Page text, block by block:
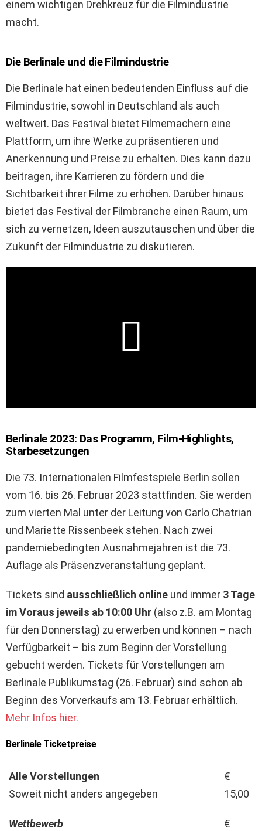
einem wichtigen Drehkreuz für die Filmindustrie
macht.
Die Berlinale und die Filmindustrie
Die Berlinale hat einen bedeutenden Einfluss auf die
Filmindustrie, sowohl in Deutschland als auch
weltweit. Das Festival bietet Filmemachern eine
Plattform, um ihre Werke zu präsentieren und
Anerkennung und Preise zu erhalten. Dies kann dazu
beitragen, ihre Karrieren zu fördern und die
Sichtbarkeit ihrer Filme zu erhöhen. Darüber hinaus
bietet das Festival der Filmbranche einen Raum, um
sich zu vernetzen, Ideen auszutauschen und über die
Zukunft der Filmindustrie zu diskutieren.
Berlinale 2023: Das Programm, Film-Highlights,
Starbesetzungen
Die 73. Internationalen Filmfestspiele Berlin sollen
vom 16. bis 26. Februar 2023 stattfinden. Sie werden
zum vierten Mal unter der Leitung von Carlo Chatrian
und Mariette Rissenbeek stehen. Nach zwei
pandemiebedingten Ausnahmejahren ist die 73.
Auflage als Präsenzveranstaltung geplant.
Tickets sind ausschließlich online und immer 3 Tage
im Voraus jeweils ab 10:00 Uhr (also z.B. am Montag
für den Donnerstag) zu erwerben und können – nach
Verfügbarkeit – bis zum Beginn der Vorstellung
gebucht werden. Tickets für Vorstellungen am
Berlinale Publikumstag (26. Februar) sind schon ab
Beginn des Vorverkaufs am 13. Februar erhältlich.
Mehr Infos hier.
Berlinale Ticketpreise
Alle Vorstellungen
Soweit nicht anders angegeben
€
15,00
Wettbewerb
€